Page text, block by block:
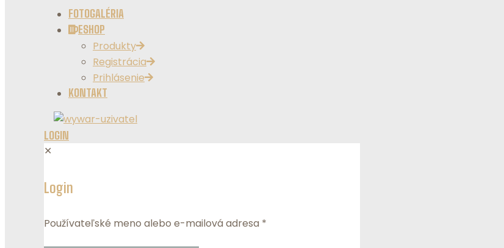
FOTOGALÉRIA
ESHOP
Produkty
Registrácia
Prihlásenie
KONTAKT
LOGIN
✕
Login
Používateľské meno alebo e-mailová adresa *